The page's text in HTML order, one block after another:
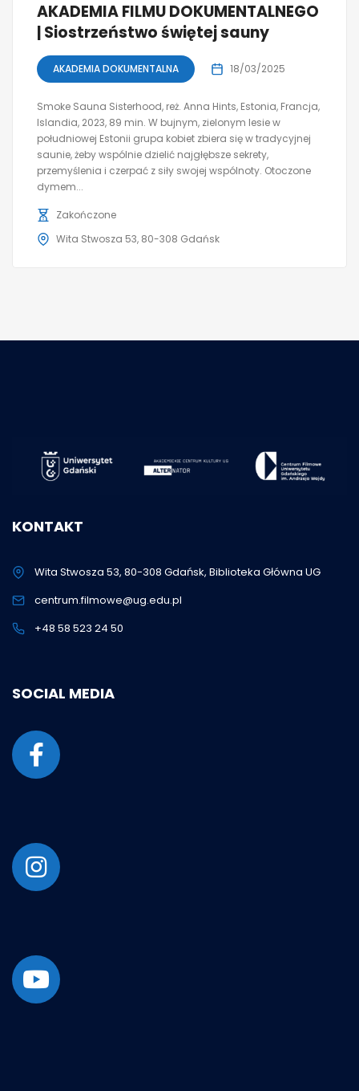
AKADEMIA FILMU DOKUMENTALNEGO
| Siostrzeństwo świętej sauny
AKADEMIA DOKUMENTALNA 18/03/2025
Smoke Sauna Sisterhood, reż. Anna Hints, Estonia, Francja,
Islandia, 2023, 89 min. W bujnym, zielonym lesie w
południowej Estonii grupa kobiet zbiera się w tradycyjnej
saunie, żeby wspólnie dzielić najgłębsze sekrety,
przemyślenia i czerpać z siły swojej wspólnoty. Otoczone
dymem...
Zakończone
Wita Stwosza 53, 80-308 Gdańsk
KONTAKT
Wita Stwosza 53, 80-308 Gdańsk, Biblioteka Główna UG
centrum.filmowe@ug.edu.pl
+48 58 523 24 50
SOCIAL MEDIA